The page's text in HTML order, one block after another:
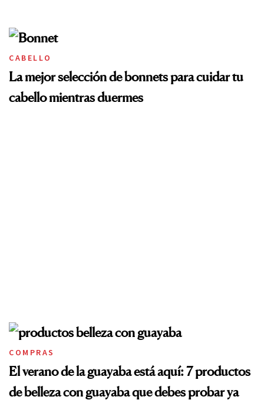
CABELLO
La mejor selección de bonnets para cuidar tu
cabello mientras duermes
COMPRAS
El verano de la guayaba está aquí: 7 productos
de belleza con guayaba que debes probar ya